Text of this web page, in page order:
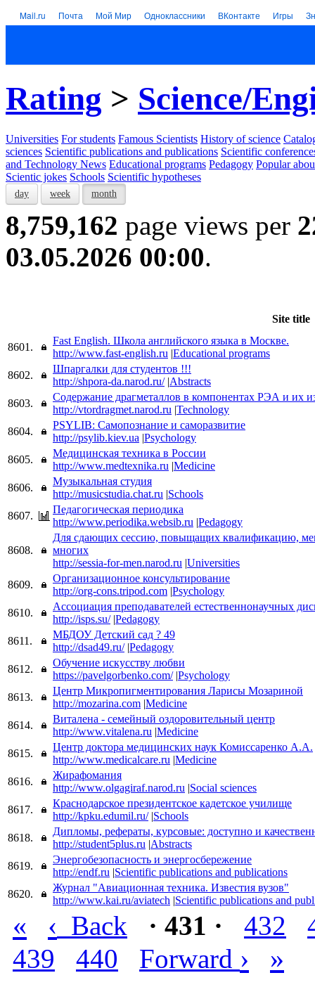
Mail.ru Почта Мой Мир Одноклассники ВКонтакте Игры
Rating > Science/
Universities For students Famous Scientists History of science
sciences Scientific publications and publications Scientific
and Technology News Educational programs Pedagogy Popular
Scientic jokes Schools Scientific hypotheses
day week month
8,759,162 page views per
03.05.2026 00:00.
Site title
8601.
Fast English. Школа английского языка в Москве.
http://www.fast-english.ru |Educational programs
8602.
Шпаргалки для студентов !!!
http://shpora-da.narod.ru/ |Abstracts
8603.
Содержание драгметаллов в компонентах РЭА и их
http://vtordragmet.narod.ru |Technology
8604.
PSYLIB: Самопознание и саморазвитие
http://psylib.kiev.ua |Psychology
8605.
Медицинская техника в России
http://www.medtexnika.ru |Medicine
8606.
Музыкальная студия
http://musicstudia.chat.ru |Schools
8607.
Педагогическая периодика
http://www.periodika.websib.ru |Pedagogy
8608.
Для сдающих сессию, повыщащих квалификацию,
многих
http://sessia-for-men.narod.ru |Universities
8609.
Организационное консультирование
http://org-cons.tripod.com |Psychology
8610.
Ассоциация преподавателей естественнонаучных
http://isps.su/ |Pedagogy
8611.
МБДОУ Детский сад ? 49
http://dsad49.ru/ |Pedagogy
8612.
Обучение искусству любви
https://pavelgorbenko.com/ |Psychology
8613.
Центр Микропигментирования Ларисы Мозариной
http://mozarina.com |Medicine
8614.
Виталена - семейный оздоровительный центр
http://www.vitalena.ru |Medicine
8615.
Центр доктора медицинских наук Комиссаренко А.А.
http://www.medicalcare.ru |Medicine
8616.
Жирафомания
http://www.olgagiraf.narod.ru |Social sciences
8617.
Краснодарское президентское кадетское училище
http://kpku.edumil.ru/ |Schools
8618.
Дипломы, рефераты, курсовые: доступно и
http://student5plus.ru |Abstracts
8619.
Энергобезопасность и энергосбережение
http://endf.ru |Scientific publications and publications
8620.
Журнал "Авиационная техника. Известия вузов"
http://www.kai.ru/aviatech |Scientific publications and
« ‹ Back · 431 · 432
439
440 Forward › »